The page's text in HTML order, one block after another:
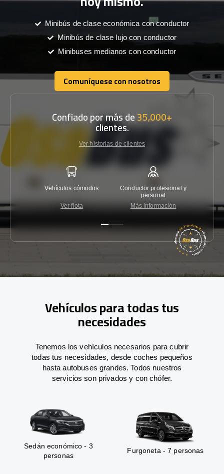
Minibús de clase económica con conductor
Minibús de clase lujo con conductor
Minibuses medianos con conductor
Comuníquese con nosotros
Comuníquese con nosotros
Confiado por más de35,000+
clientes.
Ver historias de clientes
Vehículos cómodos
Ver flota
Conductor profesional y
personal
Más información
Vehículos para todas tus
necesidades
Tenemos los vehículos necesarios para cubrir
todas tus necesidades, desde coches pequeños
hasta autobuses grandes. Todos nuestros
servicios son privados y con chófer.
Sedán económico - 3
personas
Furgoneta - 7 personas